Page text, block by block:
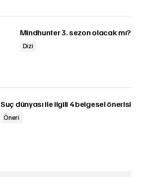
Mindhunter 3. sezon olacak mı?
Dizi
Suç dünyası ile ilgili 4 belgesel önerisi
Öneri